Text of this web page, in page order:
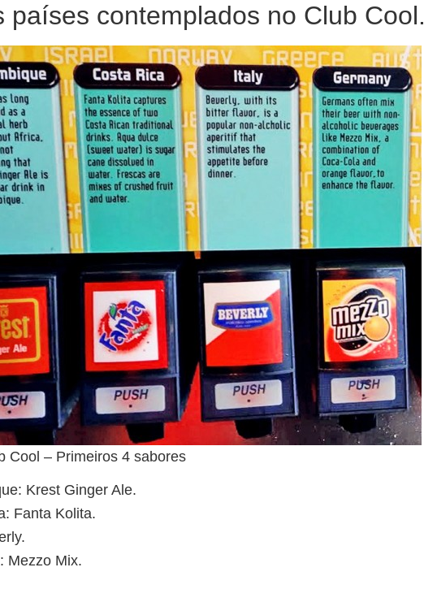
países contemplados no Club Cool.
Cool – Primeiros 4 sabores
Krest Ginger Ale.
Fanta Kolita.
Mezzo Mix.